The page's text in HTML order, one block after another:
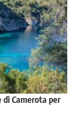
di Camerota per